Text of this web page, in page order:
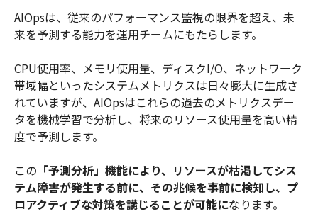
AIOpsは、従来のパフォーマンス監視の限界を超え、未
来を予測する能力を運用チームにもたらします。
CPU使用率、メモリ使用量、ディスクI/O、ネットワーク
帯域幅といったシステムメトリクスは日々膨大に生成さ
れていますが、AIOpsはこれらの過去のメトリクスデー
タを機械学習で分析し、将来のリソース使用量を高い精
度で予測します。
この 「予測分析」機能により、リソースが枯渇してシス
テム障害が発生する前に、その兆候を事前に検知し、プ
ロアクティブな対策を講じることが可能になります。